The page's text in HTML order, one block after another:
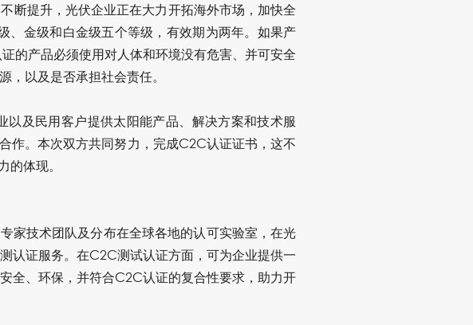
断提升，光伏企业正在大力开拓海外市场，加快全
金级和白金级五个等级，有效期为两年。如果产
的产品必须使用对人体和环境没有危害、并可安全
以及是否承担社会责任。
及民用客户提供太阳能产品、解决方案和技术服
作。本次双方共同努力，完成C2C认证证书，这不
体现。
家技术团队及分布在全球各地的认可实验室，在光
认证服务。在C2C测试认证方面，可为企业提供一
全、环保，并符合C2C认证的复合性要求，助力开